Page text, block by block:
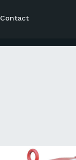
Contact